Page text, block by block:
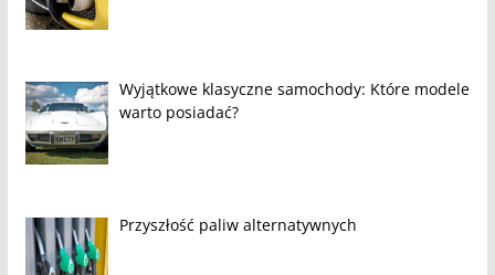
Wyjątkowe klasyczne samochody: Które modele
warto posiadać?
Przyszłość paliw alternatywnych